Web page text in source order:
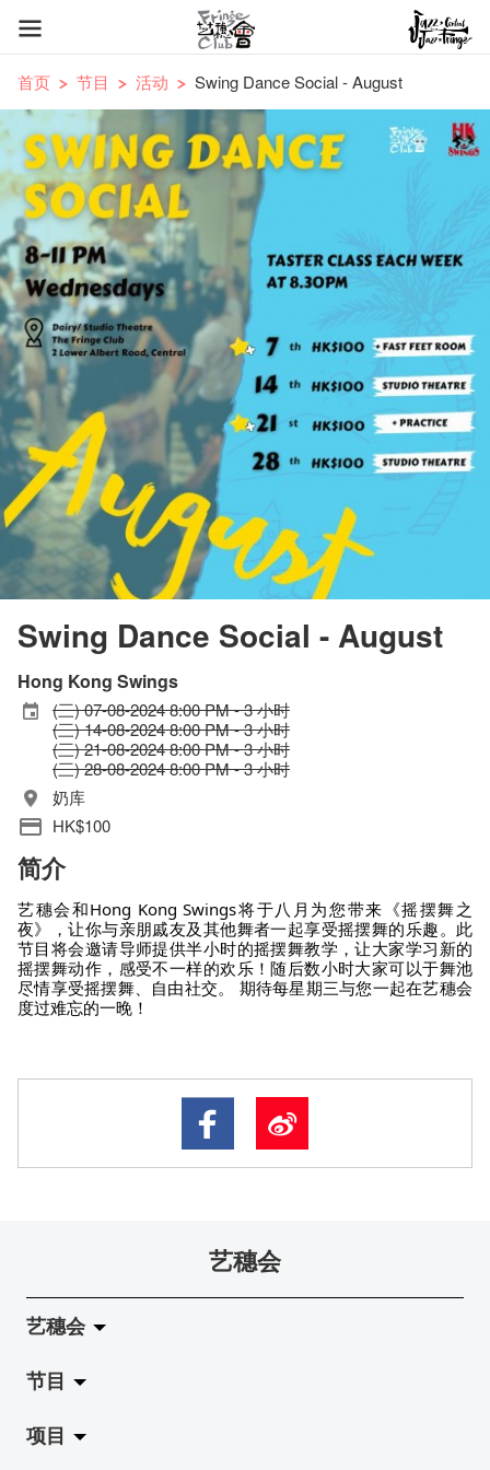
首页 节目 活动 Swing Dance Social - August
Swing Dance Social - August
Hong Kong Swings
(三) 07-08-2024 8:00 PM - 3 小时
(三) 14-08-2024 8:00 PM - 3 小时
(三) 21-08-2024 8:00 PM - 3 小时
(三) 28-08-2024 8:00 PM - 3 小时
奶库
HK$100
简介
艺穗会和Hong Kong Swings将于八月为您带来《摇摆舞之
夜》，让你与亲朋戚友及其他舞者一起享受摇摆舞的乐趣。此
节目将会邀请导师提供半小时的摇摆舞教学，让大家学习新的
摇摆舞动作，感受不一样的欢乐！随后数小时大家可以于舞池
尽情享受摇摆舞、自由社交。 期待每星期三与您一起在艺穗会
度过难忘的一晚！
艺穗会
艺穗会
关于艺穗会
艺穗会的演化
节目
拉阔
项目